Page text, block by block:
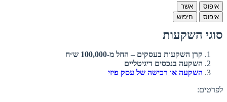
איפוס
אשר
איפוס
חיפוש
סוגי השקעות
קרן השקעות בעסקים – החל מ-100,000 ש״ח
השקעה בנכסים דיגיטליים
השקעה או רכישה של עסק פיזי
לפרטים: